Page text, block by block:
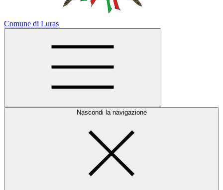
Comune di Luras
Nascondi la navigazione